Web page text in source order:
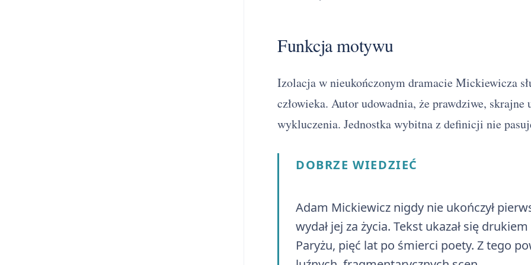
Funkcja motywu
Izolacja w nieukończonym dramacie Mickiewicza
człowieka. Autor udowadnia, że prawdziwe, skrajne
wykluczenia. Jednostka wybitna z definicji nie
DOBRZE WIEDZIEĆ
Adam Mickiewicz nigdy nie ukończył
wydał jej za życia. Tekst ukazał się
Paryżu, pięć lat po śmierci poety. Z tego